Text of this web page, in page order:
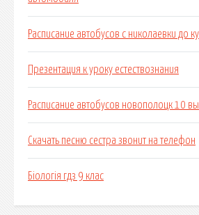
Расписание автобусов с николаевки до
Презентация к уроку естествознания
Расписание автобусов новополоцк 10
Скачать песню сестра звонит на телефон
Біологія гдз 9 клас